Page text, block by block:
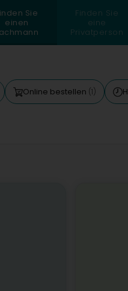
Sie
einen
Finden Sie
eine
Privatperson
Online bestellen (1)